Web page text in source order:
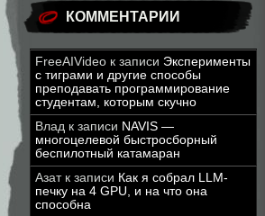
КОММЕНТАРИИ
FreeAIVideo к записи Эксперименты
с тиграми и другие способы
преподавать программирование
студентам, которым скучно
Влад к записи NAVIS —
многоцелевой быстросборный
беспилотный катамаран
Азатк записи Как я собрал LLM-
печку на 4 GPU, и на что она
способна